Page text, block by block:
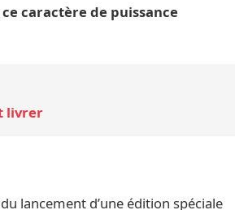
caractère de puissance
livrer
lancement d’une édition spéciale